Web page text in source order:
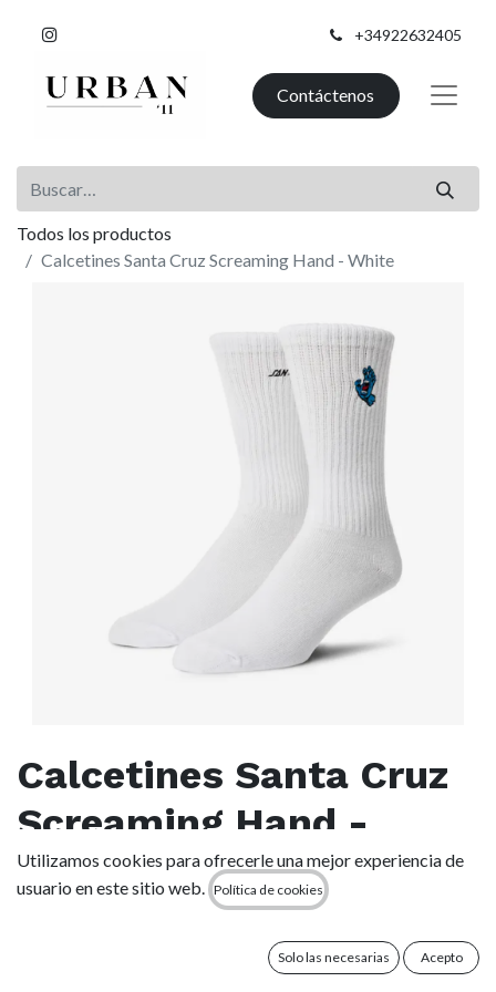
+34922632405
Contáctenos
Todos los productos
Calcetines Santa Cruz Screaming Hand - White
Calcetines Santa Cruz
Screaming Hand -
White
Utilizamos cookies para ofrecerle una mejor experiencia de
usuario en este sitio web.
Política de cookies
Solo las necesarias Acepto